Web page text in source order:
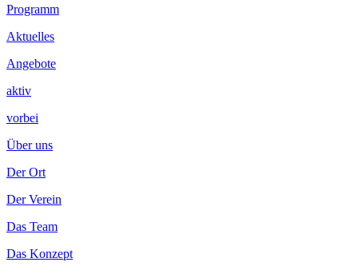
Footer
Inhalt
Programm
Aktuelles
Angebote
aktiv
vorbei
Über uns
Der Ort
Der Verein
Das Team
Das Konzept